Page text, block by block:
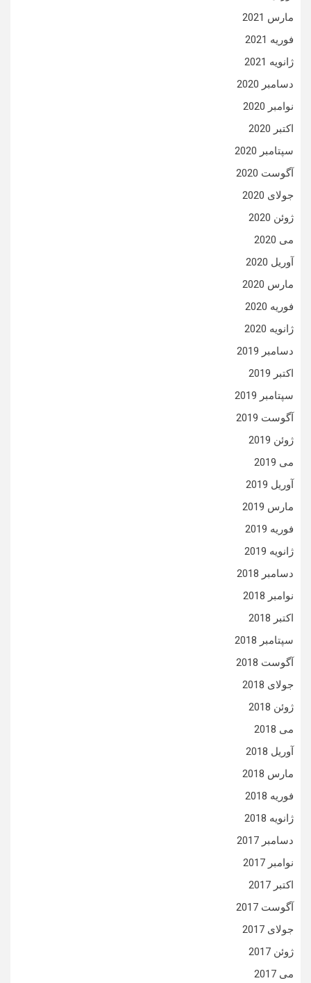
مارس 2021
فوریه 2021
ژانویه 2021
دسامبر 2020
نوامبر 2020
اکتبر 2020
سپتامبر 2020
آگوست 2020
جولای 2020
ژوئن 2020
می 2020
آوریل 2020
مارس 2020
فوریه 2020
ژانویه 2020
دسامبر 2019
اکتبر 2019
سپتامبر 2019
آگوست 2019
ژوئن 2019
می 2019
آوریل 2019
مارس 2019
فوریه 2019
ژانویه 2019
دسامبر 2018
نوامبر 2018
اکتبر 2018
سپتامبر 2018
آگوست 2018
جولای 2018
ژوئن 2018
می 2018
آوریل 2018
مارس 2018
فوریه 2018
ژانویه 2018
دسامبر 2017
نوامبر 2017
اکتبر 2017
آگوست 2017
جولای 2017
ژوئن 2017
می 2017